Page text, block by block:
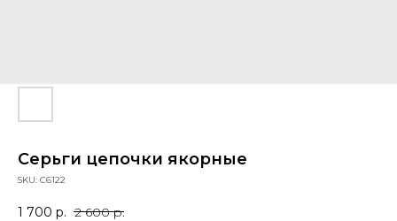
Серьги цепочки якорные
SKU: C6122
1 700 р. 2 600 р.